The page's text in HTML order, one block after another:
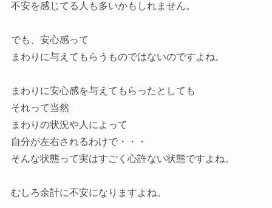
不安を感じてる人も多いかもしれません。
でも、安心感って
まわりに与えてもらうものではないのですよね。
まわりに安心感を与えてもらったとしても
それって当然
まわりの状況や人によって
自分が左右されるわけで・・・
そんな状態って実はすごく心許ない状態ですよね。
むしろ余計に不安になりますよね。